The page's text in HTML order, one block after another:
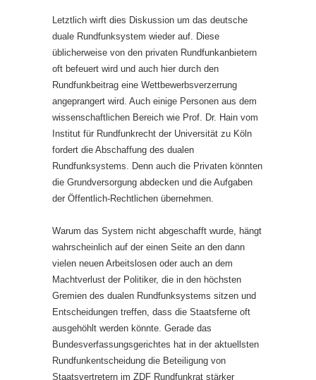
Letztlich wirft dies Diskussion um das deutsche
duale Rundfunksystem wieder auf. Diese
üblicherweise von den privaten Rundfunkanbietern
oft befeuert wird und auch hier durch den
Rundfunkbeitrag eine Wettbewerbsverzerrung
angeprangert wird. Auch einige Personen aus dem
wissenschaftlichen Bereich wie Prof. Dr. Hain vom
Institut für Rundfunkrecht der Universität zu Köln
fordert die Abschaffung des dualen
Rundfunksystems. Denn auch die Privaten könnten
die Grundversorgung abdecken und die Aufgaben
der Öffentlich-Rechtlichen übernehmen.
Warum das System nicht abgeschafft wurde, hängt
wahrscheinlich auf der einen Seite an den dann
vielen neuen Arbeitslosen oder auch an dem
Machtverlust der Politiker, die in den höchsten
Gremien des dualen Rundfunksystems sitzen und
Entscheidungen treffen, dass die Staatsferne oft
ausgehöhlt werden könnte. Gerade das
Bundesverfassungsgerichtes hat in der aktuellsten
Rundfunkentscheidung die Beteiligung von
Staatsvertretern im ZDF Rundfunkrat stärker